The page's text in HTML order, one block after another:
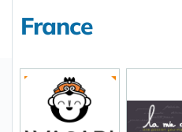
France